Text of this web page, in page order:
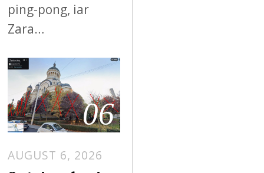
ping-pong, iar
Zara…
06
AUGUST 6, 2026